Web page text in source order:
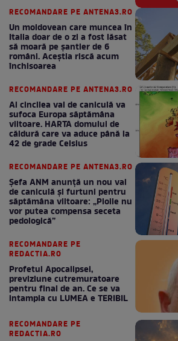
RECOMANDARE PE ANTENA3.RO
Un moldovean care muncea în
Italia doar de o zi a fost lăsat
să moară pe şantier de 6
români. Aceștia riscă acum
închisoarea
RECOMANDARE PE ANTENA3.RO
Al cincilea val de caniculă va
sufoca Europa săptămâna
viitoare. HARTA domului de
căldură care va aduce până la
42 de grade Celsius
RECOMANDARE PE ANTENA3.RO
Șefa ANM anunță un nou val
de caniculă și furtuni pentru
săptămâna viitoare: „Ploile nu
vor putea compensa seceta
pedologică”
RECOMANDARE PE
REDACTIA.RO
Profetul Apocalipsei,
previziune cutremuratoare
pentru final de an. Ce se va
intampla cu LUMEA e TERIBIL
RECOMANDARE PE
REDACTIA.RO